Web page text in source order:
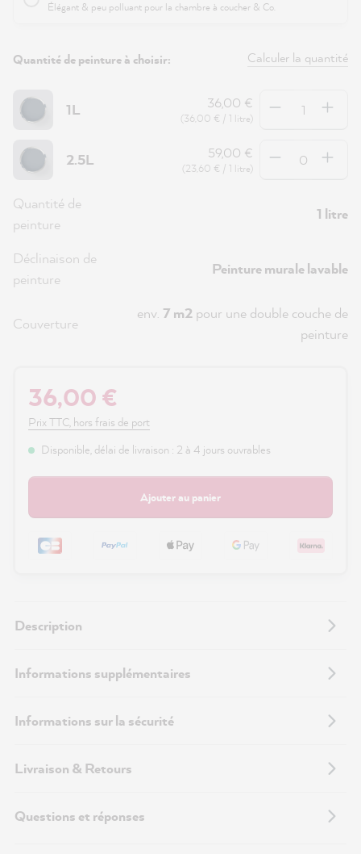
Élégant & peu polluant pour la chambre à coucher & Co.
Quantité de peinture à choisir: Calculer la quantité
1L 36,00 €
(36,00 € / 1 litre)
2.5L 59,00 €
(23,60 € / 1 litre)
Quantité de
peinture
1 litre
Déclinaison de
peinture
Peinture murale lavable
Couverture
env. 7 m2 pour une double couche de
peinture
36,00 €
Prix TTC, hors frais de port
Disponible, délai de livraison : 2 à 4 jours ouvrables
Ajouter au panier
Description
Informations supplémentaires
Informations sur la sécurité
Livraison & Retours
Questions et réponses